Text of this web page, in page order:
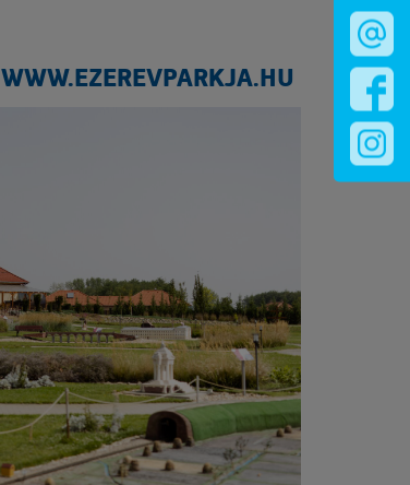
WWW.EZEREVPARKJA.HU